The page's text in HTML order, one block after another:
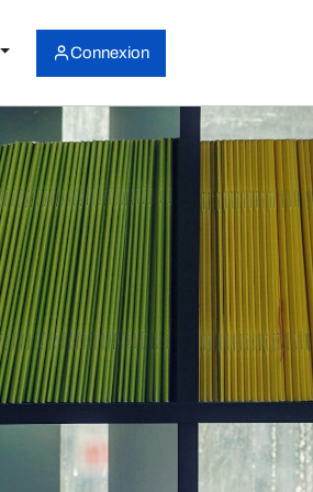
Connexion